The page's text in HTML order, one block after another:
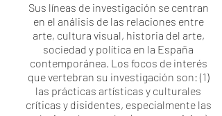
Sus líneas de investigación se centran
en el análisis de las relaciones entre
arte, cultura visual, historia del arte,
sociedad y política en la España
contemporánea. Los focos de interés
que vertebran su investigación son: (1)
las prácticas artísticas y culturales
críticas y disidentes, especialmente las